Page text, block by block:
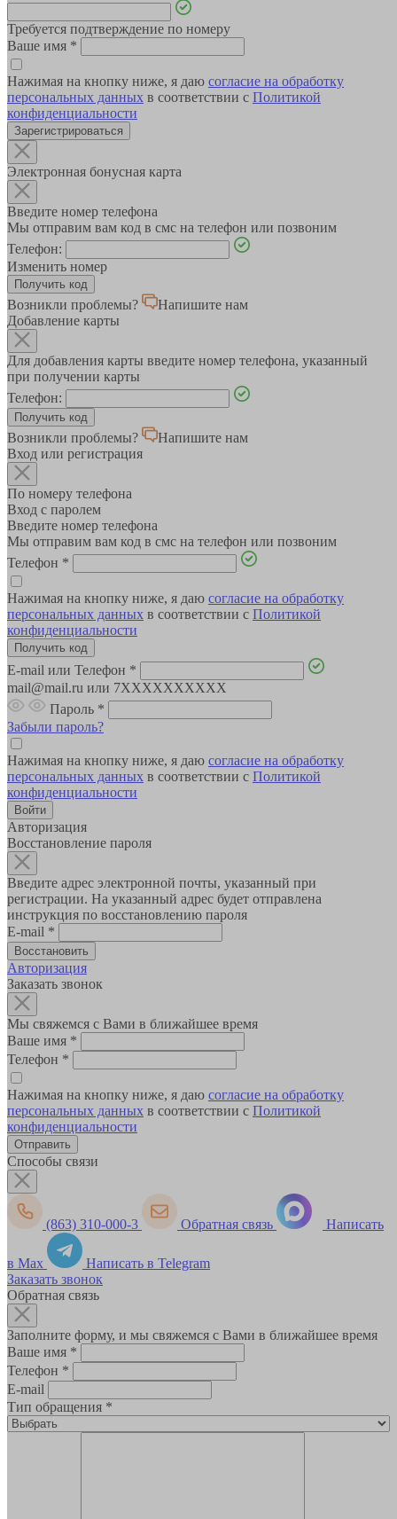
Требуется подтверждение по номеру
Ваше имя *
Нажимая на кнопку ниже, я даю согласие на обработку
персональных данных в соответствии с Политикой
конфиденциальности
Зарегистрироваться
Электронная бонусная карта
Введите номер телефона
Мы отправим вам код в смс на телефон или позвоним
Телефон:
Изменить номер
Возникли проблемы?
Напишите нам
Добавление карты
Для добавления карты введите номер телефона, указанный
при получении карты
Телефон:
Возникли проблемы?
Напишите нам
Вход или регистрация
По номеру телефона
Вход с паролем
Введите номер телефона
Мы отправим вам код в смс на телефон или позвоним
Телефон *
Нажимая на кнопку ниже, я даю согласие на обработку
персональных данных в соответствии с Политикой
конфиденциальности
E-mail или Телефон *
mail@mail.ru или 7XXXXXXXXXX
Пароль *
Забыли пароль?
Нажимая на кнопку ниже, я даю согласие на обработку
персональных данных в соответствии с Политикой
конфиденциальности
Авторизация
Восстановление пароля
Введите адрес электронной почты, указанный при
регистрации. На указанный адрес будет отправлена
инструкция по восстановлению пароля
E-mail *
Авторизация
Заказать звонок
Мы свяжемся с Вами в ближайшее время
Ваше имя *
Телефон *
Нажимая на кнопку ниже, я даю согласие на обработку
персональных данных в соответствии с Политикой
конфиденциальности
Способы связи
(863) 310-000-3 Обратная связь Написать
в Max
Написать в Telegram
Заказать звонок
Обратная связь
Заполните форму, и мы свяжемся с Вами в ближайшее время
Ваше имя *
Телефон *
E-mail
Тип обращения *